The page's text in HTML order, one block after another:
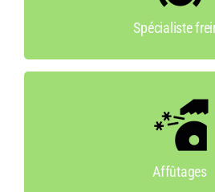
Spécialiste
travail est à votre
Affûtages
Affûtages
L’affûteuse automatique